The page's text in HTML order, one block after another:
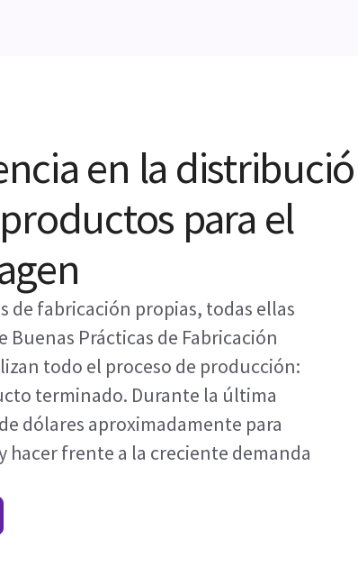
en la
para el
de fabricación propias, todas ellas
Buenas Prácticas de Fabricación
todo el proceso de producción:
terminado. Durante la última
dólares aproximadamente para
frente a la creciente demanda